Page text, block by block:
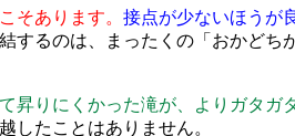
そあります。 接点が少ないほうが
するのは、まったくの「おかどち
昇りにくかった滝が、よりガタガ
したことはありません。